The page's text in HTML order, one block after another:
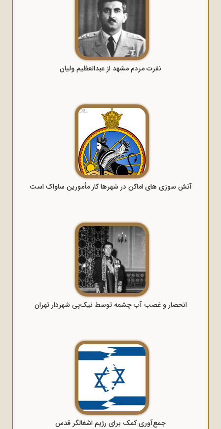
نفرت مردم مشهد از عبدالعظیم ولیان
آتش سوزی های اماکن در شهرها کار مأمورین ساواک است
انحصار و غصب آب چشمه توسط نیک‌پی شهردار تهران
جمع‌آوری کمک برای رژیم اشغالگر قدس